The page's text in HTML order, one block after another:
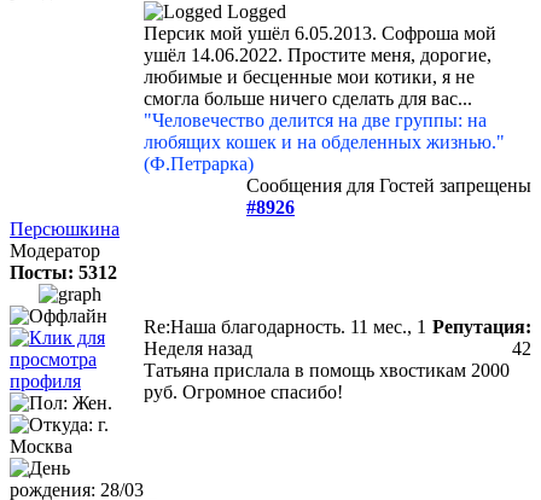
Logged
Персик мой ушёл 6.05.2013. Софроша мой
ушёл 14.06.2022. Простите меня, дорогие,
любимые и бесценные мои котики, я не
смогла больше ничего сделать для вас...
"Человечество делится на две группы: на
любящих кошек и на обделенных жизнью."
(Ф.Петрарка)
Сообщения для Гостей запрещены
#8926
Персюшкина
Модератор
Посты: 5312
Re:Наша благодарность. 11 мес., 1
Неделя назад
Репутация:
42
Татьяна прислала в помощь хвостикам 2000
руб. Огромное спасибо!